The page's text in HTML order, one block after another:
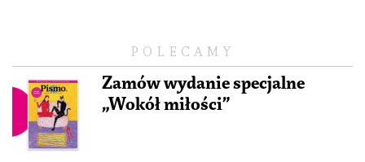
POLECAMY
Zamów wydanie specjalne
„Wokół miłości”